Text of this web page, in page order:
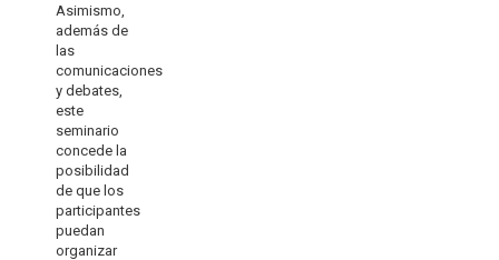
Asimismo,
además de
las
comunicaciones
y debates,
este
seminario
concede la
posibilidad
de que los
participantes
puedan
organizar